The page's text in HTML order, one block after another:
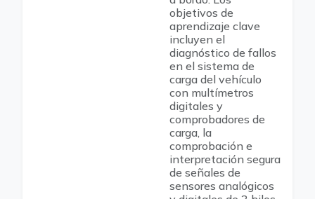
objetivos de
aprendizaje clave
incluyen el
diagnóstico de fallos
en el sistema de
carga del vehículo
con multímetros
digitales y
comprobadores de
carga, la
comprobación e
interpretación segura
de señales de
sensores analógicos